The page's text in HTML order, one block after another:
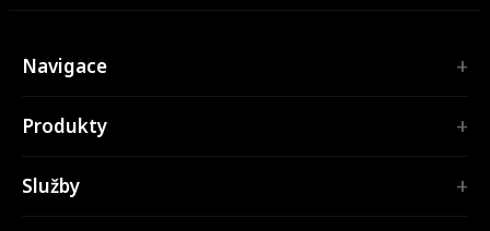
Navigace
Služby
Produkty
TubePilot
Služby